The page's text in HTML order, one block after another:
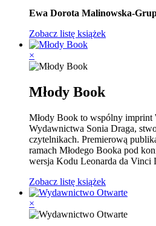
Ewa Dorota Malinowska-
Zobacz listę książek
×
Młody Book
Młody Book to wspólny
Wydawnictwa Sonia Draga,
czytelnikach. Premierową
ramach Młodego Booka pod
wersja Kodu Leonarda da Vinci
Zobacz listę książek
×